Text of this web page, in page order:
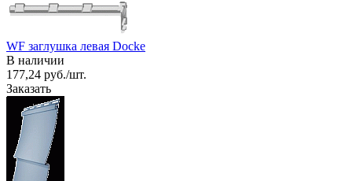
WF заглушка левая Docke
В наличии
177,24 руб./шт.
Заказать